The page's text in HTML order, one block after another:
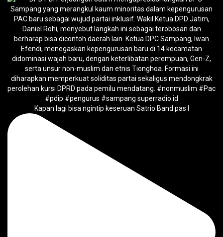
Kapan lagi bisa ngintip keseruan Satrio Band pas l